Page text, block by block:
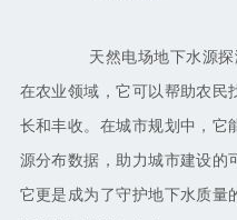
天然电场地下水源探
在农业领域，它可以帮助农民
长和丰收。在城市规划中，它
源分布数据，助力城市建设的
它更是成为了守护地下水质量